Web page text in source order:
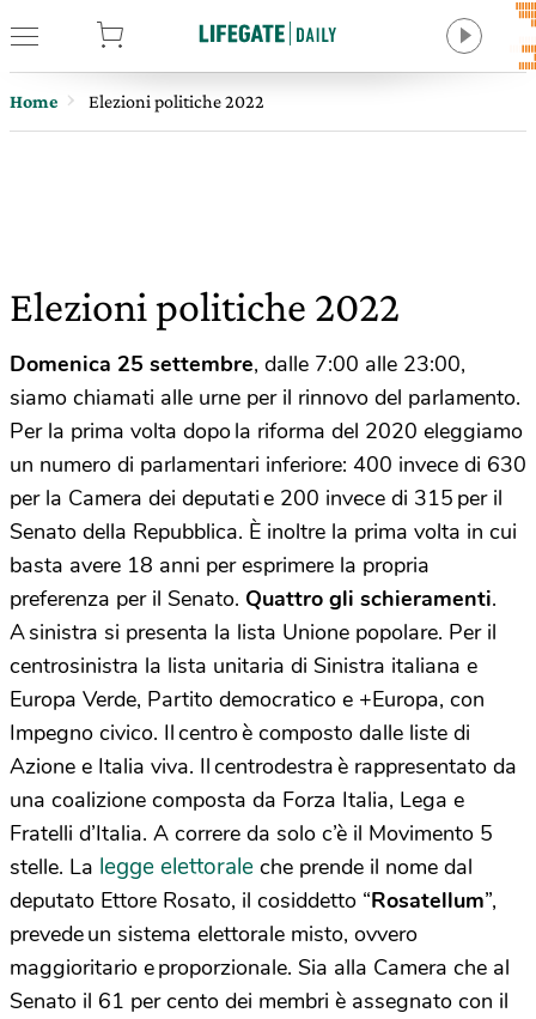
Home Elezioni politiche 2022
Elezioni politiche 2022
Domenica 25 settembre, dalle 7:00 alle 23:00,
siamo chiamati alle urne per il rinnovo del parlamento.
Per la prima volta dopo la riforma del 2020 eleggiamo
un numero di parlamentari inferiore: 400 invece di 630
per la Camera dei deputati e 200 invece di 315 per il
Senato della Repubblica. È inoltre la prima volta in cui
basta avere 18 anni per esprimere la propria
preferenza per il Senato. Quattro gli schieramenti.
A sinistra si presenta la lista Unione popolare. Per il
centrosinistra la lista unitaria di Sinistra italiana e
Europa Verde, Partito democratico e +Europa, con
Impegno civico. Il centro è composto dalle liste di
Azione e Italia viva. Il centrodestra è rappresentato da
una coalizione composta da Forza Italia, Lega e
Fratelli d’Italia. A correre da solo c’è il Movimento 5
stelle. La legge elettorale che prende il nome dal
deputato Ettore Rosato, il cosiddetto “Rosatellum”,
prevede un sistema elettorale misto, ovvero
maggioritario e proporzionale. Sia alla Camera che al
Senato il 61 per cento dei membri è assegnato con il